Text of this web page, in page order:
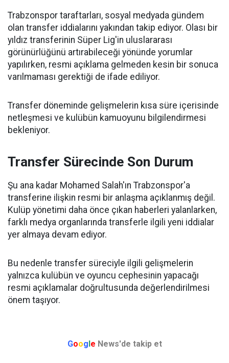
Trabzonspor taraftarları, sosyal medyada gündem
olan transfer iddialarını yakından takip ediyor. Olası bir
yıldız transferinin Süper Lig'in uluslararası
görünürlüğünü artırabileceği yönünde yorumlar
yapılırken, resmi açıklama gelmeden kesin bir sonuca
varılmaması gerektiği de ifade ediliyor.
Transfer döneminde gelişmelerin kısa süre içerisinde
netleşmesi ve kulübün kamuoyunu bilgilendirmesi
bekleniyor.
Transfer Sürecinde Son Durum
Şu ana kadar Mohamed Salah'ın Trabzonspor'a
transferine ilişkin resmi bir anlaşma açıklanmış değil.
Kulüp yönetimi daha önce çıkan haberleri yalanlarken,
farklı medya organlarında transferle ilgili yeni iddialar
yer almaya devam ediyor.
Bu nedenle transfer süreciyle ilgili gelişmelerin
yalnızca kulübün ve oyuncu cephesinin yapacağı
resmi açıklamalar doğrultusunda değerlendirilmesi
önem taşıyor.
Google News'de takip et